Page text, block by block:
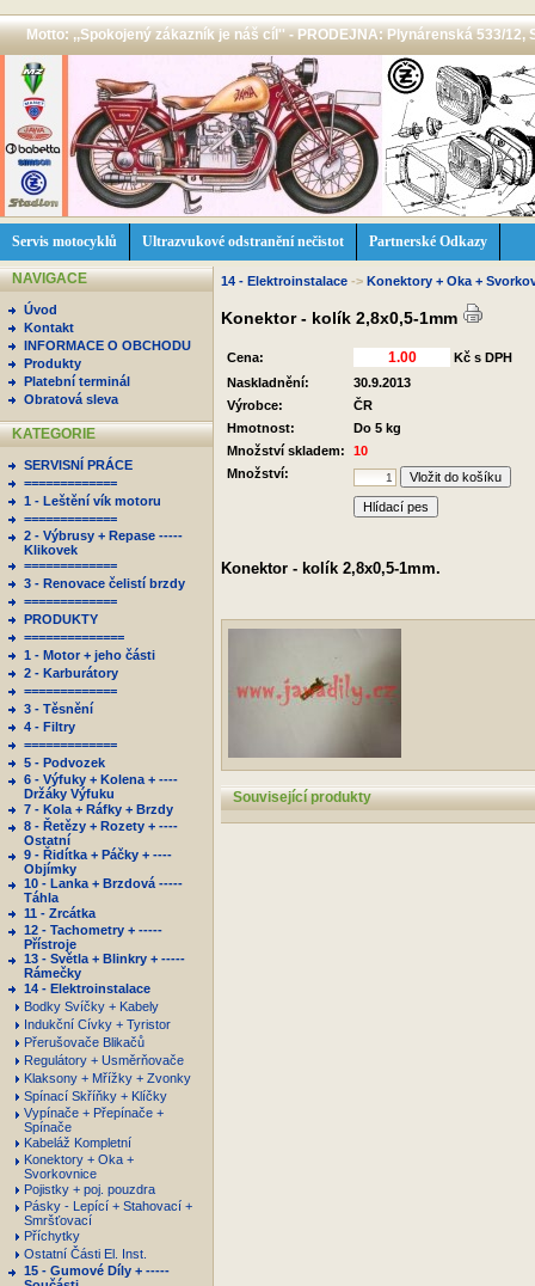
Motto: ,,Spokojený zákazník je náš cíl'' - PRODEJNA: Plynárenská 533/12,
Servis motocyklů Ultrazvukové odstranění nečistot Partnerské Odkazy
NAVIGACE
Úvod
Kontakt
INFORMACE O OBCHODU
Produkty
Platební terminál
Obratová sleva
KATEGORIE
SERVISNÍ PRÁCE
=============
1 - Leštění vík motoru
=============
2 - Výbrusy + Repase -----
Klikovek
=============
3 - Renovace čelistí brzdy
=============
PRODUKTY
==============
1 - Motor + jeho části
2 - Karburátory
=============
3 - Těsnění
4 - Filtry
=============
5 - Podvozek
6 - Výfuky + Kolena + ----
Držáky Výfuku
7 - Kola + Ráfky + Brzdy
8 - Řetězy + Rozety + ----
Ostatní
9 - Řidítka + Páčky + ----
Objímky
10 - Lanka + Brzdová -----
Táhla
11 - Zrcátka
12 - Tachometry + -----
Přístroje
13 - Světla + Blinkry + -----
Rámečky
14 - Elektroinstalace
Bodky Svíčky + Kabely
Indukční Cívky + Tyristor
Přerušovače Blikačů
Regulátory + Usměrňovače
Klaksony + Mřížky + Zvonky
Spínací Skříňky + Klíčky
Vypínače + Přepínače +
Spínače
Kabeláž Kompletní
Konektory + Oka +
Svorkovnice
Pojistky + poj. pouzdra
Pásky - Lepící + Stahovací +
Smršťovací
Příchytky
Ostatní Části El. Inst.
15 - Gumové Díly + -----
14 - Elektroinstalace -> Konektory + Oka +
Konektor - kolík 2,8x0,5-1mm
Cena:
Kč s DPH
Naskladnění:
30.9.2013
Výrobce:
ČR
Hmotnost:
Do 5 kg
Množství skladem:
10
Množství:
Hlídací pes
Konektor - kolík 2,8x0,5-1mm.
Související produkty